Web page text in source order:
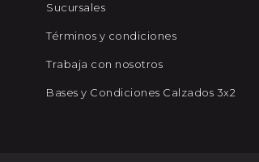
Sucursales
Términos y condiciones
Trabaja con nosotros
Bases y Condiciones Calzados 3x2